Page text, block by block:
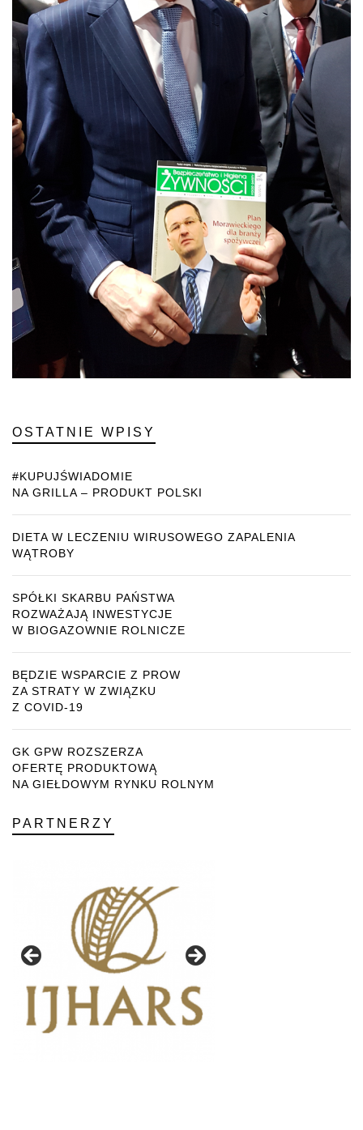
OSTATNIE WPISY
#KUPUJŚWIADOMIE
NA GRILLA – PRODUKT POLSKI
DIETA W LECZENIU WIRUSOWEGO ZAPALENIA
WĄTROBY
SPÓŁKI SKARBU PAŃSTWA
ROZWAŻAJĄ INWESTYCJE
W BIOGAZOWNIE ROLNICZE
BĘDZIE WSPARCIE Z PROW
ZA STRATY W ZWIĄZKU
Z COVID-19
GK GPW ROZSZERZA
OFERTĘ PRODUKTOWĄ
NA GIEŁDOWYM RYNKU ROLNYM
PARTNERZY